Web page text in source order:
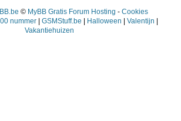
© MyBB Gratis Forum Hosting - Cookies
nummer GSMStuff.be Halloween Valentijn
Vakantiehuizen